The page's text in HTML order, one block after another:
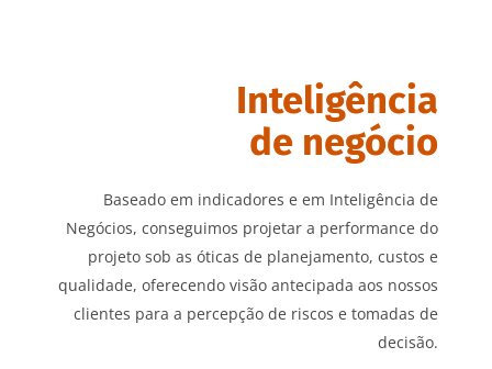
Inteligência
de negócio
Baseado em indicadores e em Inteligência de
Negócios, conseguimos projetar a performance do
projeto sob as óticas de planejamento, custos e
qualidade, oferecendo visão antecipada aos nossos
clientes para a percepção de riscos e tomadas de
decisão.